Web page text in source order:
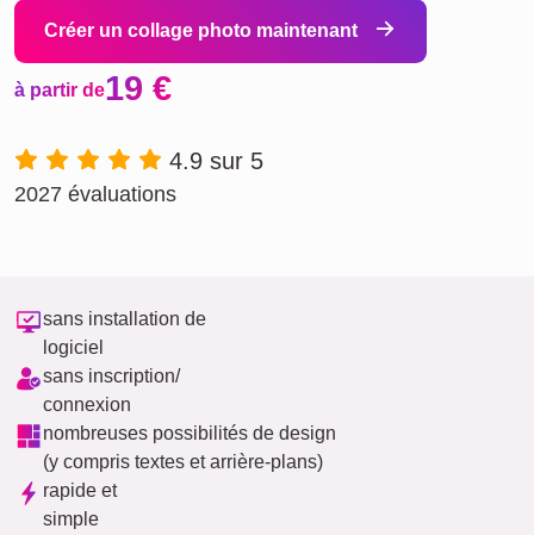
Créer un collage photo maintenant
à partir de19 €
4.9 sur 5
2027 évaluations
sans installation de
logiciel
sans inscription/
connexion
nombreuses possibilités de design
(y compris textes et arrière-plans)
rapide et
simple